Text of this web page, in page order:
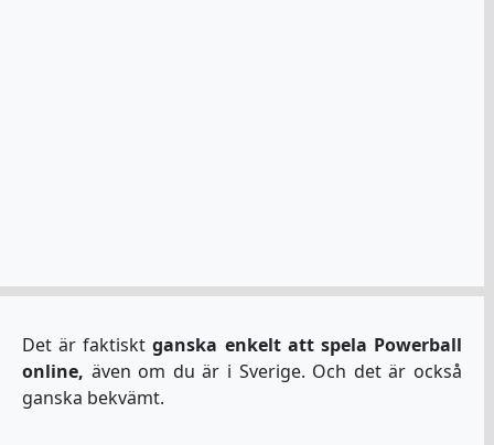
Det är faktisktganska enkelt att spela Powerball
online, även om du är i Sverige. Och det är också
ganska bekvämt.